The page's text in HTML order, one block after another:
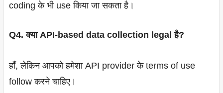
coding के भी use किया जा सकता है।
Q4. क्या API-based data collection legal है?
हाँ, लेकिन आपको हमेशा API provider के terms of use
follow करने चाहिए।